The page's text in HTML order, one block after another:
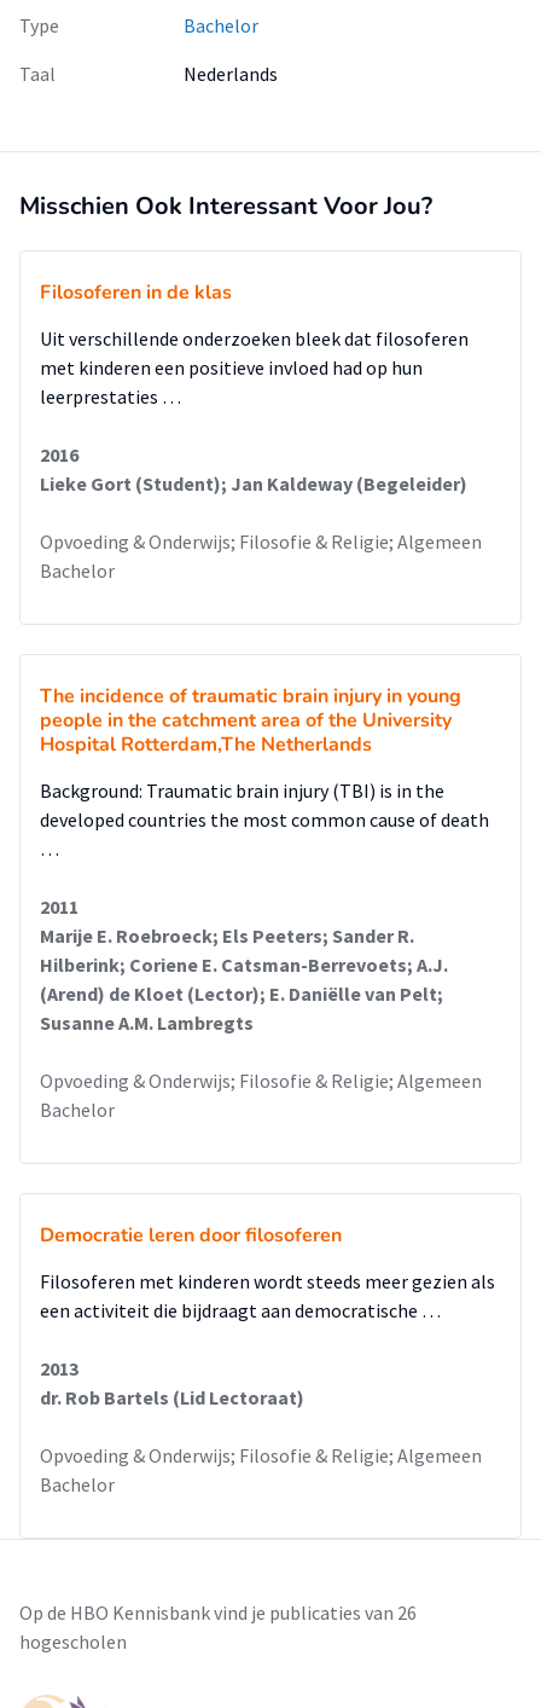
houden met een aantal aandachtspunten. Voorbeelden
De belangrijkste aanbeveling is dat er in het team afspraken
leerkracht vooraf goed doorlezen.
Type
Bachelor
Taal
Nederlands
Misschien Ook Interessant Voor Jou?
Filosoferen in de klas
​Uit verschillende onderzoeken bleek dat filosoferen
met kinderen een positieve invloed had op hun
leerprestaties …
2016
Lieke Gort (Student); Jan Kaldeway (Begeleider)
Opvoeding & Onderwijs; Filosofie & Religie; Algemeen
Bachelor
The incidence of traumatic brain injury in young
people in the catchment area of the University
Hospital Rotterdam,The Netherlands
Background: Traumatic brain injury (TBI) is in the
developed countries the most common cause of death
…
2011
Marije E. Roebroeck; Els Peeters; Sander R.
Hilberink; Coriene E. Catsman-Berrevoets; A.J.
(Arend) de Kloet (Lector); E. Daniëlle van Pelt;
Susanne A.M. Lambregts
Opvoeding & Onderwijs; Filosofie & Religie; Algemeen
Bachelor
Democratie leren door filosoferen
Filosoferen met kinderen wordt steeds meer gezien als
een activiteit die bijdraagt aan democratische …
2013
dr. Rob Bartels (Lid Lectoraat)
Opvoeding & Onderwijs; Filosofie & Religie; Algemeen
Bachelor
Op de HBO Kennisbank vind je publicaties van 26
hogescholen